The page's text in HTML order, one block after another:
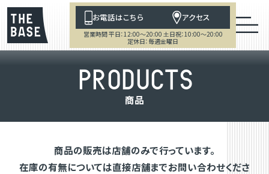
お電話はこちら アクセス
営業時間 平日：12:00～20:00 土日祝：10:00～20:00
定休日：毎週金曜日
PRODUCTS
商品
商品の販売は店舗のみで行っています。
在庫の有無については直接店舗までお問い合わせくださ